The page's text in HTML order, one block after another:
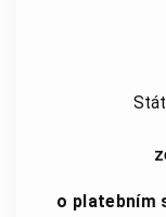
o platebním